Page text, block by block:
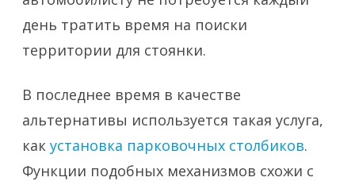
день тратить время на поиски
территории для стоянки.
В последнее время в качестве
альтернативы используется такая услуга,
как установка парковочных столбиков.
Функции подобных механизмов схожи с